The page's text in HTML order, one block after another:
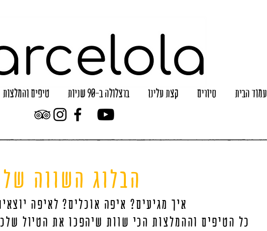
עמוד הבית סיורים קצת עלינו ברצלולה ב-90 שניות טיפים והמלצות
הבלוג השווה
איך מגיעים? איפה אוכלים? לאיפה
כל הטיפים וההמלצות הכי שוות שיהפכו את הטיול